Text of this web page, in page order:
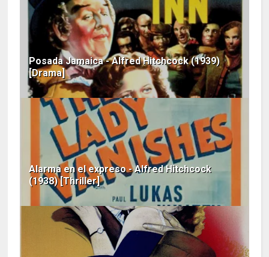
Posada Jamaica - Alfred Hitchcock (1939)
[Drama]
Alarma en el expreso - Alfred Hitchcock
(1938) [Thriller]